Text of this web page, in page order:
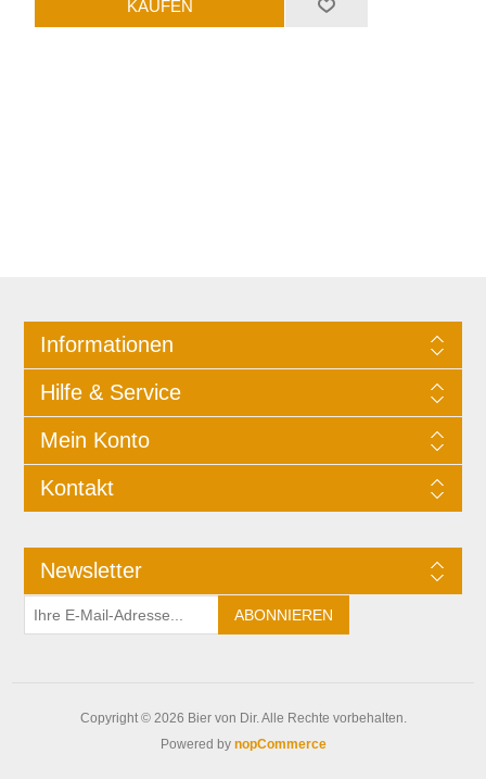
Informationen
Hilfe & Service
Mein Konto
Kontakt
Newsletter
Copyright © 2026 Bier von Dir. Alle Rechte vorbehalten.
Powered by nopCommerce